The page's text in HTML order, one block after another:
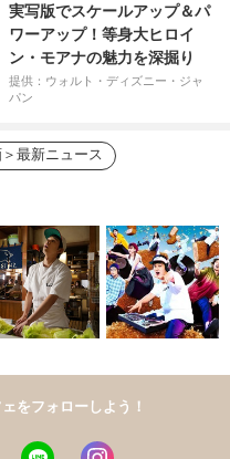
実写版でスケールアップ＆パ
ワーアップ！等身大ヒロイ
ン・モアナの魅力を深掘り
提供：ウォルト・ディズニー・ジャ
パン
＞最新ニュース
をフォローしよう！